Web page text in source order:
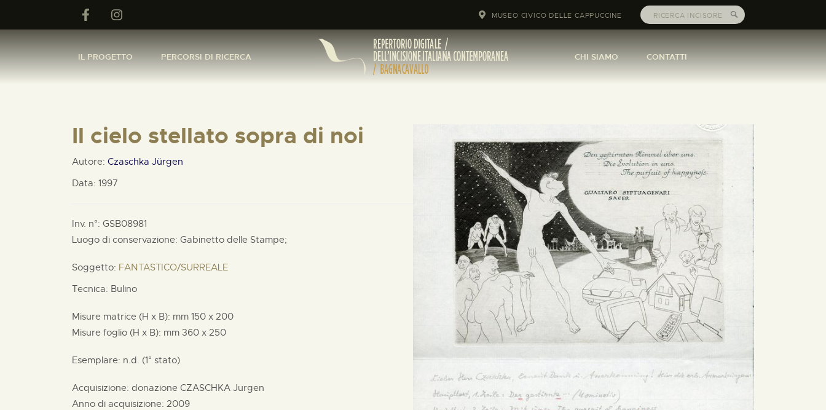
MUSEO CIVICO DELLE CAPPUCCINE
IL PROGETTO PERCORSI DI RICERCA CHI SIAMO CONTATTI
Il cielo stellato sopra di noi
Autore: Czaschka Jürgen
Data: 1997
Inv. n°: GSB08981
Luogo di conservazione: Gabinetto delle Stampe;
Soggetto: FANTASTICO/SURREALE
Tecnica: Bulino
Misure matrice (H x B): mm 150 x 200
Misure foglio (H x B): mm 360 x 250
Esemplare: n.d. (1° stato)
Acquisizione: donazione CZASCHKA Jurgen
Anno di acquisizione: 2009